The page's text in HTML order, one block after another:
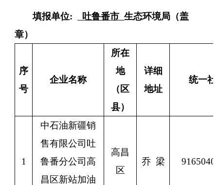
填报单位: 吐鲁番市 生态环境局（盖
章）
序
号
企业名称
所在
地
（ 区
县）
详细
地址
统一
1
中石油新疆销
售有限公司吐
鲁番分公司高
昌区新站加油
高昌
区
乔 梁